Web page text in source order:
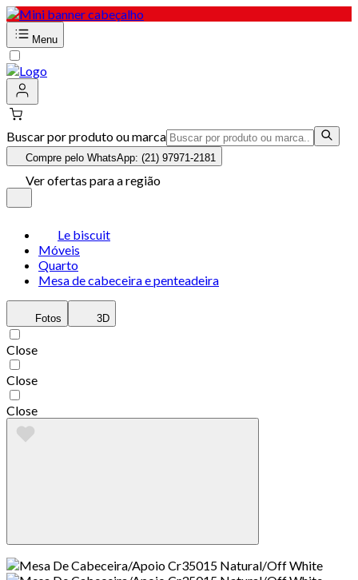
Menu
Buscar por produto ou marca
Compre pelo WhatsApp: (21) 97971-2181
Ver ofertas para a região
Le biscuit
Móveis
Quarto
Mesa de cabeceira e penteadeira
Fotos 3D
Close
Close
Close